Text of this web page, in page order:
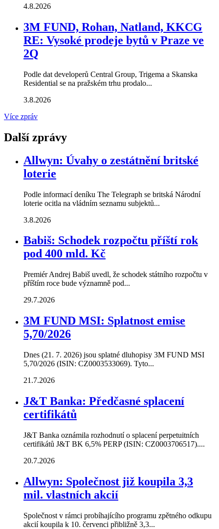
4.8.2026
3M FUND, Rohan, Natland, KKCG
RE: Vysoké prodeje bytů v Praze ve
2Q
Podle dat developerů Central Group, Trigema a Skanska
Residential se na pražském trhu prodalo...
3.8.2026
Více zpráv
Další zprávy
Allwyn: Úvahy o zestátnění britské
loterie
Podle informací deníku The Telegraph se britská Národní
loterie ocitla na vládním seznamu subjektů...
3.8.2026
Babiš: Schodek rozpočtu příští rok
pod 400 mld. Kč
Premiér Andrej Babiš uvedl, že schodek státního rozpočtu v
příštím roce bude významně pod...
29.7.2026
3M FUND MSI: Splatnost emise
5,70/2026
Dnes (21. 7. 2026) jsou splatné dluhopisy 3M FUND MSI
5,70/2026 (ISIN: CZ0003533069). Tyto...
21.7.2026
J&T Banka: Předčasné splacení
certifikátů
J&T Banka oznámila rozhodnutí o splacení perpetuitních
certifikátů J&T BK 6,5% PERP (ISIN: CZ0003706517)....
20.7.2026
Allwyn: Společnost již koupila 3,3
mil. vlastních akcií
Společnost v rámci probíhajícího programu zpětného odkupu
akcií koupila k 10. červenci přibližně 3,3...